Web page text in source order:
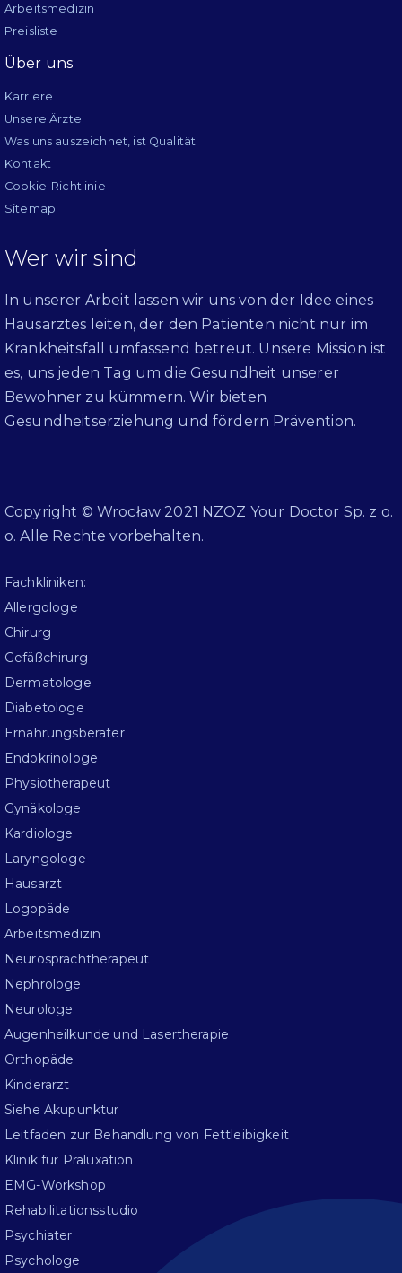
Arbeitsmedizin
Preisliste
Über uns
Karriere
Unsere Ärzte
Was uns auszeichnet, ist Qualität
Kontakt
Cookie-Richtlinie
Sitemap
Wer wir sind
In unserer Arbeit lassen wir uns von der Idee eines
Hausarztes leiten, der den Patienten nicht nur im
Krankheitsfall umfassend betreut. Unsere Mission ist
es, uns jeden Tag um die Gesundheit unserer
Bewohner zu kümmern. Wir bieten
Gesundheitserziehung und fördern Prävention.
Copyright © Wrocław 2021 NZOZ Your Doctor Sp. z o.
o. Alle Rechte vorbehalten.
Fachkliniken:
Allergologe
Chirurg
Gefäßchirurg
Dermatologe
Diabetologe
Ernährungsberater
Endokrinologe
Physiotherapeut
Gynäkologe
Kardiologe
Laryngologe
Hausarzt
Logopäde
Arbeitsmedizin
Neurosprachtherapeut
Nephrologe
Neurologe
Augenheilkunde und Lasertherapie
Orthopäde
Kinderarzt
Siehe Akupunktur
Leitfaden zur Behandlung von Fettleibigkeit
Klinik für Präluxation
EMG-Workshop
Rehabilitationsstudio
Psychiater
Psychologe